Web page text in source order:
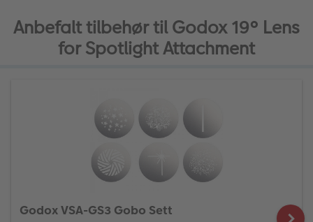
Anbefalt tilbehør til Godox 19° Lens
for Spotlight Attachment
Godox VSA-GS3 Gobo Sett